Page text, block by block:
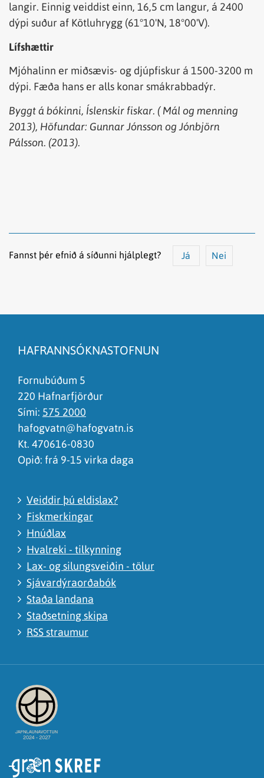
langir. Einnig veiddist einn, 16,5 cm langur, á 2400
dýpi suður af Kötluhrygg (61°10'N, 18°00'V).
Lífshættir
Mjóhalinn er miðsævis- og djúpfiskur á 1500-3200 m
dýpi. Fæða hans er alls konar smákrabbadýr.
Byggt á bókinni, Íslenskir fiskar. ( Mál og menning
2013), Höfundar: Gunnar Jónsson og Jónbjörn
Pálsson. (2013).
Fannst þér efnið á síðunni hjálplegt? Já Nei
Það er of mikið efni á síðunni
Ég skil ekki efnið, finnst það of flókið
HAFRANNSÓKNASTOFNUN
Fornubúðum 5
220 Hafnarfjörður
Sími: 575 2000
hafogvatn@hafogvatn.is
Kt. 470616-0830
Opið: frá 9-15 virka daga
Veiddir þú eldislax?
Fiskmerkingar
Hnúðlax
Hvalreki - tilkynning
Lax- og silungsveiðin - tölur
Sjávardýraorðabók
Staða landana
Staðsetning skipa
RSS straumur